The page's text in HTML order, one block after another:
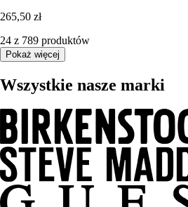
265,50 zł
24 z 789 produktów
Pokaż więcej
Wszystkie nasze marki